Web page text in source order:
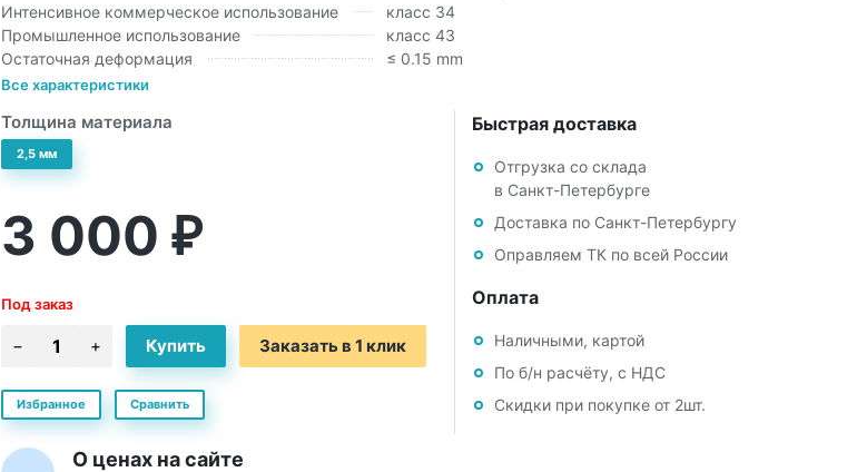
Интенсивное коммерческое использование
класс 34
Промышленное использование
класс 43
Остаточная деформация
≤ 0.15 mm
Все характеристики
Толщина материала
2,5 мм
3 000 ₽
Под заказ
Заказать в 1 клик
Избранное Сравнить
Быстрая доставка
Отгрузка со склада
в Санкт-Петербурге
Доставка по Санкт-Петербургу
Оправляем ТК по всей России
Оплата
Наличными, картой
По б/н расчёту, с НДС
Скидки при покупке от 2шт.
О ценах на сайте